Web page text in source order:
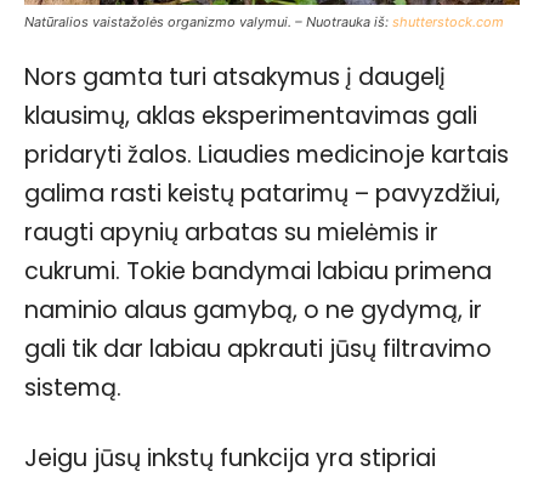
Natūralios vaistažolės organizmo valymui. – Nuotrauka iš: shutterstock.com
Nors gamta turi atsakymus į daugelį
klausimų, aklas eksperimentavimas gali
pridaryti žalos. Liaudies medicinoje kartais
galima rasti keistų patarimų – pavyzdžiui,
raugti apynių arbatas su mielėmis ir
cukrumi. Tokie bandymai labiau primena
naminio alaus gamybą, o ne gydymą, ir
gali tik dar labiau apkrauti jūsų filtravimo
sistemą.
Jeigu jūsų inkstų funkcija yra stipriai